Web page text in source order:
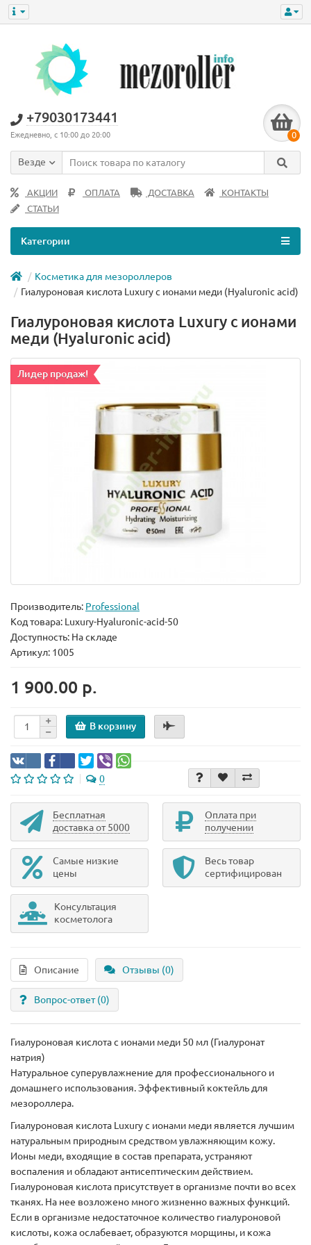
+79030173441
Ежедневно, с 10:00 до 20:00 0
Везде
АКЦИИ ОПЛАТА ДОСТАВКА
КОНТАКТЫ
СТАТЬИ
Категории
Косметика для мезороллеров
Гиалуроновая кислота Luxury с ионами меди (Hyaluronic acid)
Гиалуроновая кислота Luxury с ионами
меди (Hyaluronic acid)
Лидер продаж!
Производитель: Professional
Код товара: Luxury-Hyaluronic-acid-50
Доступность: На складе
Артикул: 1005
1 900.00 р.
В корзину
0
Бесплатная
доставка от 5000
Оплата при
получении
Самые низкие
цены
Весь товар
сертифицирован
Консультация
косметолога
Описание Отзывы (0)
Вопрос-ответ(0)
Гиалуроновая кислота с ионами меди 50 мл (Гиалуронат
натрия)
Натуральное суперувлажнение для профессионального и
домашнего использования. Эффективный коктейль для
мезороллера.
Гиалуроновая кислота Luxury с ионами меди является лучшим
натуральным природным средством увлажняющим кожу.
Ионы меди, входящие в состав препарата, устраняют
воспаления и обладают антисептическим действием.
Гиалуроновая кислота присутствует в организме почти во всех
тканях. На нее возложено много жизненно важных функций.
Если в организме недостаточное количество гиалуроновой
кислоты, кожа ослабевает, образуются морщины, и кожа